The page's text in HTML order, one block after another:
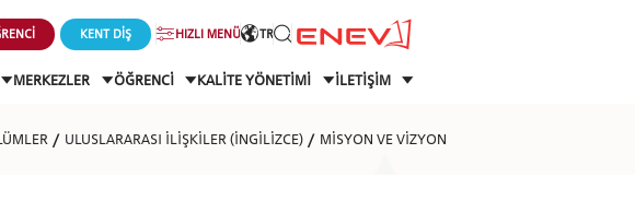
KENT DİŞ HIZLI MENÜ TR
MERKEZLER ÖĞRENCİ KALİTE YÖNETİMİ İLETİŞİM
ULUSLARARASI İLİŞKİLER (İNGİLİZCE) MİSYON VE VİZYON